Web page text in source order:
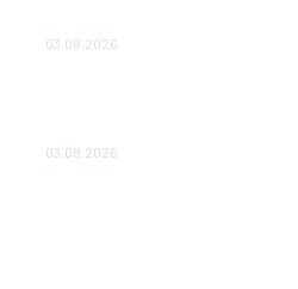
03.08.2026
03.08.2026